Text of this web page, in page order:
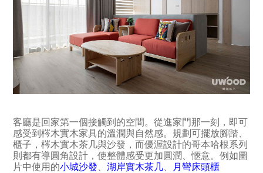
客廳是回家第一個接觸到的空間。從進家門那一刻，即可
感受到梣木實木家具的溫潤與自然感。規劃可擺放腳踏、
櫃子，梣木實木茶几與沙發，而優渥設計的哥本哈根系列
則都有導圓角設計，使整體感受更加圓潤、愜意。例如圖
片中使用的小城沙發 、湖岸實木茶几 月彎床頭櫃